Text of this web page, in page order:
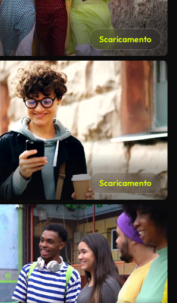
Scaricamento
Scaricamento